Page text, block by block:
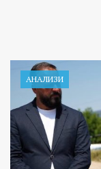
АНАЛИЗИ